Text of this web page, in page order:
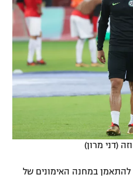
(דני מרון)
להתאמן במחנה האימונים של